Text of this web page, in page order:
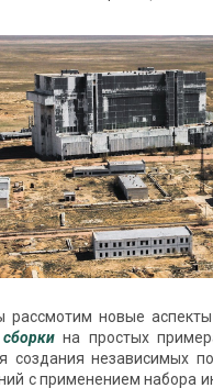
рассмотим новые аспекты
на простых
создания независимых
с применением набора